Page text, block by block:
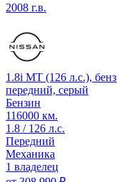
2008 г.в.
1.8i MT (126 л.с.),
передний, серый
Бензин
116000 км.
1.8 / 126 л.с.
Передний
Механика
1 владелец